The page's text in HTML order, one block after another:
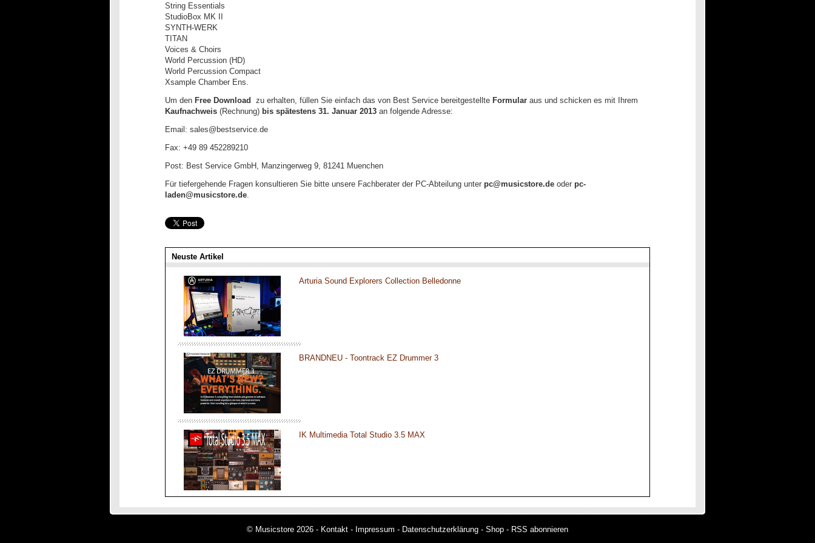
String Essentials
StudioBox MK II
SYNTH-WERK
TITAN
Voices & Choirs
World Percussion (HD)
World Percussion Compact
Xsample Chamber Ens.
Um den Free Download zu erhalten, füllen Sie einfach das von Best Service bereitgestellte Formular aus und schicken es mit Ihrem
Kaufnachweis (Rechnung) bis spätestens 31. Januar 2013 an folgende Adresse:
Email: sales@bestservice.de
Fax: +49 89 452289210
Post: Best Service GmbH, Manzingerweg 9, 81241 Muenchen
Für tiefergehende Fragen konsultieren Sie bitte unsere Fachberater der PC-Abteilung unter pc@musicstore.de oder pc-
laden@musicstore.de.
Neuste Artikel
Arturia Sound Explorers Collection Belledonne
BRANDNEU - Toontrack EZ Drummer 3
IK Multimedia Total Studio 3.5 MAX
© Musicstore 2026 - Kontakt - Impressum - Datenschutzerklärung - Shop - RSS abonnieren